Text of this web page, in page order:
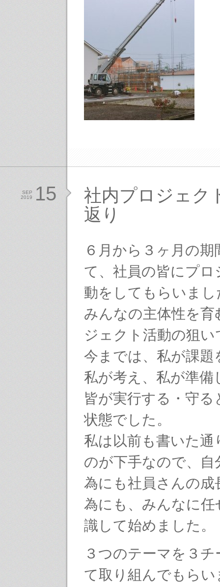
社内プロジェク
返り
６月から３ヶ月の
て、社員の皆にプロ
動をしてもらいまし
みんなの主体性を
ジェクト活動の狙い
今までは、私が課題
私が考え、私が準備
皆が実行する・守る
状態でした。
私は以前も書いた通
のが下手なので、自
為にも社員さんの成
為にも、みんなに任
識して始めました。
３つのテーマを３
て取り組んでもらい
15
SEP
2019